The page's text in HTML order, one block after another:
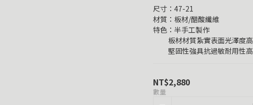
尺寸：47-21
材質：板材/醋酸纖維
特色：半手工製作
          板材材質紮實表面光澤度高
          堅固性強具抗過敏耐用性高
NT$2,880
數量